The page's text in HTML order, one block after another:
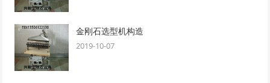
金刚石选型机构造
2019-10-07